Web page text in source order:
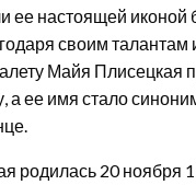
ее настоящей иконой
своим талантам
Майя Плисецкая
а ее имя стало
родилась 20 ноября